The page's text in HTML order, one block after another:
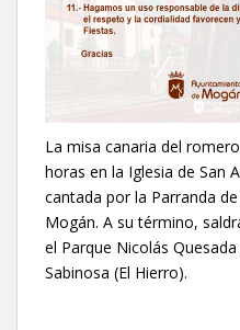
La misa canaria del
horas en la Iglesia de San
cantada por la Parranda
Mogán. A su término,
el Parque Nicolás
Sabinosa (El Hierro).